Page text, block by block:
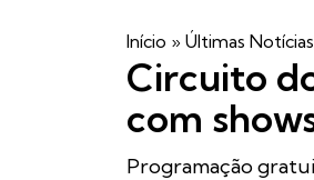
Início » Últimas Notícias
Circuito
com
Programação